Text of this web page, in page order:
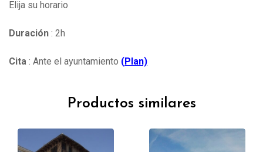
Elija su horario
Duración : 2h
Cita : Ante el ayuntamiento (Plan)
Productos similares